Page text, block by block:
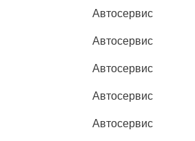
Автосервис
Автосервис
Автосервис
Автосервис
Автосервис